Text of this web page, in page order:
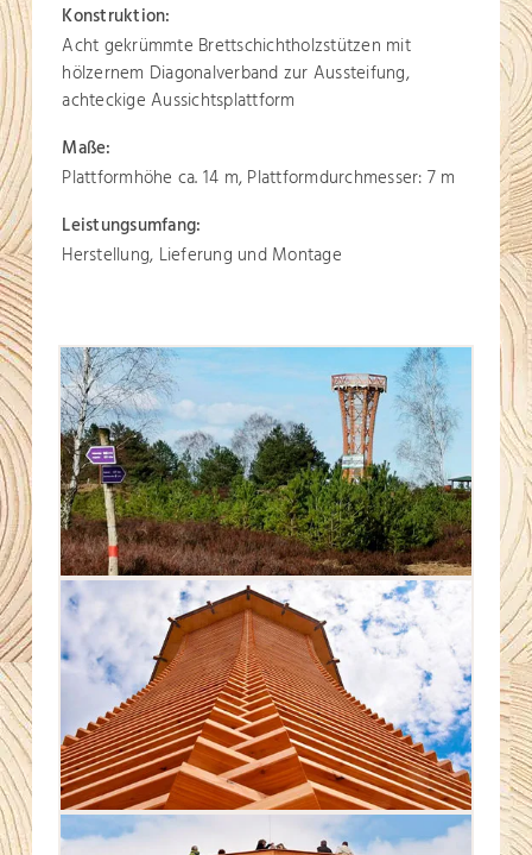
Konstruktion:
Acht gekrümmte Brettschichtholzstützen mit
hölzernem Diagonalverband zur Aussteifung,
achteckige Aussichtsplattform
Maße:
Plattformhöhe ca. 14 m, Plattformdurchmesser: 7 m
Leistungsumfang:
Herstellung, Lieferung und Montage